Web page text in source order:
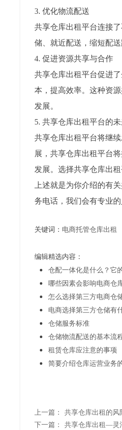
3. 优化物流配送
共享仓库出租平台连接
储、就近配送，缩短配
4. 促进资源共享与合作
共享仓库出租平台促进
本，提高效率。这种资
发展。
5. 共享仓库出租平台的
共享仓库出租平台将继
展，共享仓库出租平台
发展。选择共享仓库出
上述就是为你介绍的有关
务电话，我们会有专业
关键词： 电商托管仓库出租
编辑精选内容：
仓配一体化是什么？它
哪些因素会影响电商仓
怎么选择第三方电商仓
电商选择第三方仓储有
仓储服务标准
仓储物流配送的基本流
租赁仓库应注意的事项
简要介绍仓库运营业务
上一篇：
共享仓库出租的
下一篇：
共享仓库出租—灵